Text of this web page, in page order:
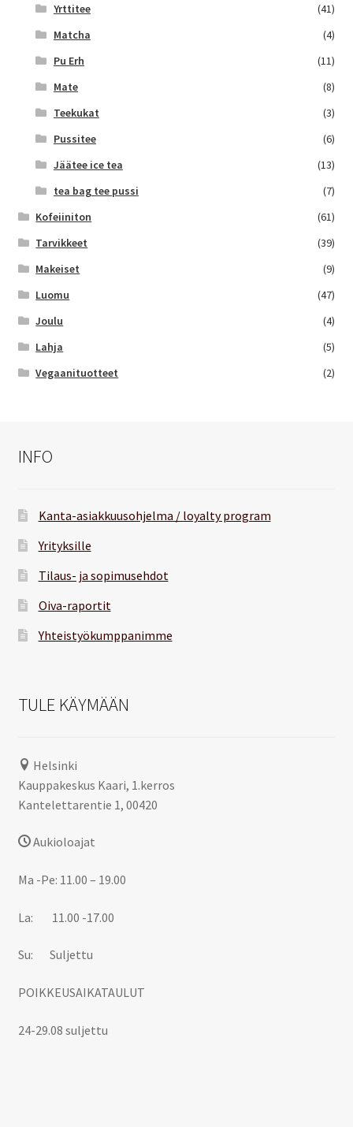
Yrttitee
(41)
Matcha
(4)
Pu Erh
(11)
Mate
(8)
Teekukat
(3)
Pussitee
(6)
Jäätee ice tea
(13)
tea bag tee pussi
(7)
Kofeiiniton
(61)
Tarvikkeet
(39)
Makeiset
(9)
Luomu
(47)
Joulu
(4)
Lahja
(5)
Vegaanituotteet
(2)
INFO
Kanta-asiakkuusohjelma / loyalty program
Yrityksille
Tilaus- ja sopimusehdot
Oiva-raportit
Yhteistyökumppanimme
TULE KÄYMÄÄN
Helsinki
Kauppakeskus Kaari, 1.kerros
Kantelettarentie 1, 00420
Aukioloajat
Ma -Pe: 11.00 – 19.00
La: 11.00 -17.00
Su: Suljettu
POIKKEUSAIKATAULUT
24-29.08 suljettu